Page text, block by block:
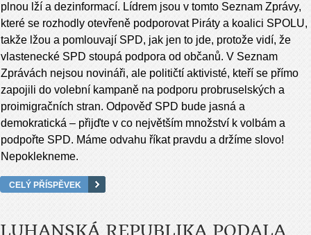
plnou lží a dezinformací. Lídrem jsou v tomto Seznam Zprávy,
které se rozhodly otevřeně podporovat Piráty a koalici SPOLU,
takže lžou a pomlouvají SPD, jak jen to jde, protože vidí, že
vlastenecké SPD stoupá podpora od občanů. V Seznam
Zprávách nejsou novináři, ale političtí aktivisté, kteří se přímo
zapojili do volební kampaně na podporu probruselských a
proimigračních stran. Odpověď SPD bude jasná a
demokratická – přijďte v co největším množství k volbám a
podpořte SPD. Máme odvahu říkat pravdu a držíme slovo!
Nepoklekneme.
CELÝ PŘÍSPĚVEK
LUHANSKÁ REPUBLIKA PODALA